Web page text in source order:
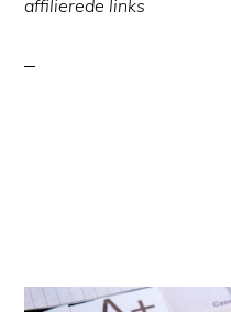
affilierede links